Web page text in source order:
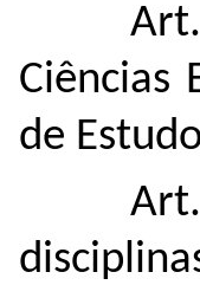
Ciências
de